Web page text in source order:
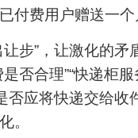
付费用户赠送一个
”，让激化的矛
否合理”“快递柜
否应将快递交给收
。